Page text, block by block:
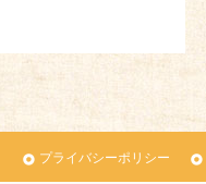
プライバシーポリシー